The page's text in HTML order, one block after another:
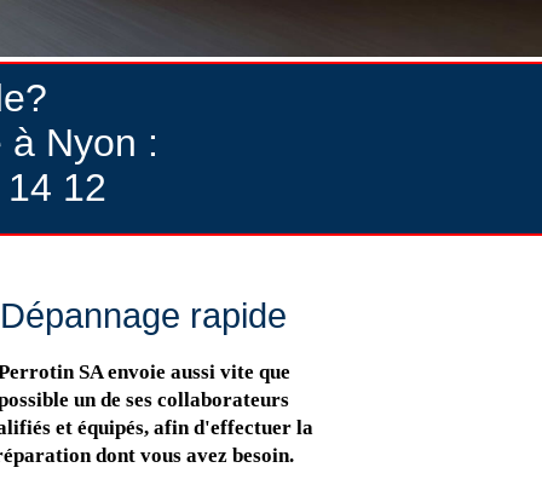
Nyon :
12
Dépannage rapide
SA envoie aussi vite que
un de ses collaborateurs
et équipés, afin d'effectuer la
dont vous avez besoin.